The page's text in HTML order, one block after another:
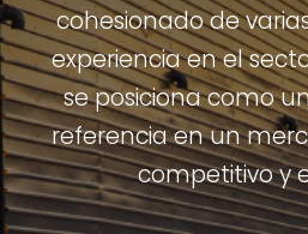
cohesionado de
experiencia en el
se posiciona como
referencia en un
competitivo y